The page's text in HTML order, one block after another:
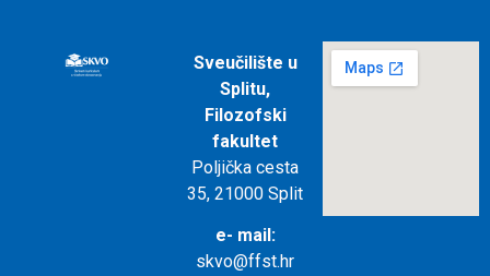
Sveučilište u
Splitu,
Filozofski
fakultet
Poljička cesta
35, 21000 Split
e- mail:
skvo@ffst.hr